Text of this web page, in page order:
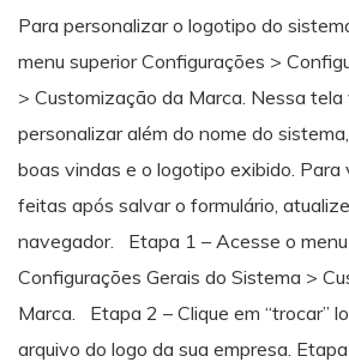
Para personalizar o logotipo do
menu superior Configurações >
> Customização da Marca. Nessa tela
personalizar além do nome do
boas vindas e o logotipo exibido. Para
feitas após salvar o formulário,
navegador. Etapa 1 – Acesse o
Configurações Gerais do Sistema >
Marca. Etapa 2 – Clique em “trocar”
arquivo do logo da sua empresa.